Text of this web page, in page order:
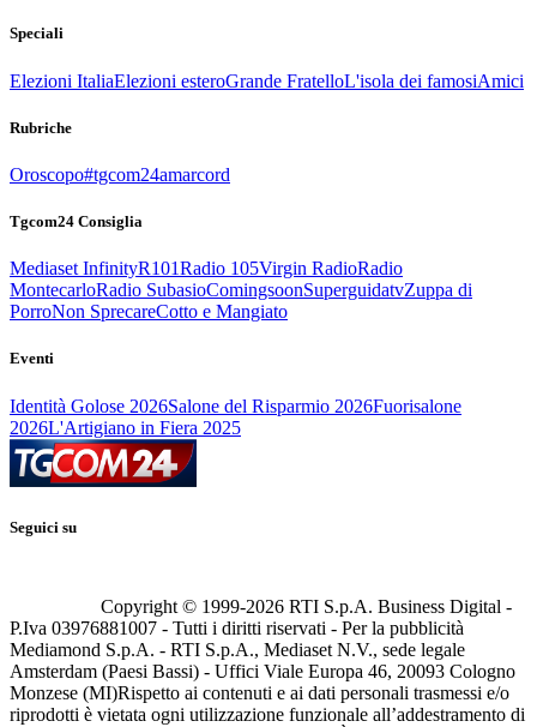
Speciali
Elezioni ItaliaElezioni esteroGrande FratelloL'isola dei famosiAmici
Rubriche
Oroscopo#tgcom24amarcord
Tgcom24 Consiglia
Mediaset InfinityR101Radio 105Virgin RadioRadio
MontecarloRadio SubasioComingsoonSuperguidatvZuppa di
PorroNon SprecareCotto e Mangiato
Eventi
Identità Golose 2026Salone del Risparmio 2026Fuorisalone
2026L'Artigiano in Fiera 2025
Seguici su
Copyright © 1999-2026 RTI S.p.A. Business Digital -
P.Iva 03976881007 - Tutti i diritti riservati - Per la pubblicità
Mediamond S.p.A. - RTI S.p.A., Mediaset N.V., sede legale
Amsterdam (Paesi Bassi) - Uffici Viale Europa 46, 20093 Cologno
Monzese (MI)Rispetto ai contenuti e ai dati personali trasmessi e/o
riprodotti è vietata ogni utilizzazione funzionale all’addestramento di